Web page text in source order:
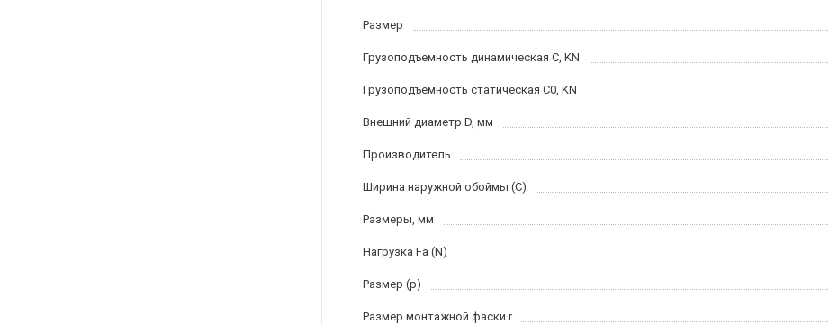
Размер
Грузоподъемность динамическая C, KN
Грузоподъемность статическая C0, KN
Внешний диаметр D, мм
Производитель
Ширина наружной обоймы (C)
Размеры, мм
Нагрузка Fa (N)
Размер (p)
Размер монтажной фаски r